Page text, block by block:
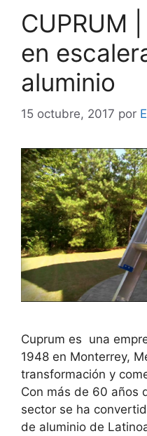
CUPRUM
en
aluminio
15 octubre, 2017 por
Cuprum es una
1948 en Monterrey,
transformación y
Con más de 60 años
sector se ha
de aluminio de